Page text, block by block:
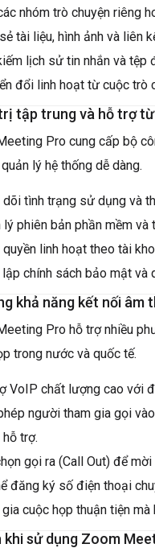
nhóm trò chuyện riêng
tài liệu, hình ảnh và liên
lịch sử tin nhắn và tệp
đổi linh hoạt từ cuộc trò
tập trung và hỗ trợ
Pro cung cấp bộ
lý hệ thống dễ dàng.
dõi tình trạng sử dụng và
lý phiên bản phần mềm và
quyền linh hoạt theo tài
lập chính sách bảo mật và
khả năng kết nối âm
Pro hỗ trợ nhiều
trong nước và quốc tế.
VoIP chất lượng cao với
người tham gia gọi
trợ.
gọi ra (Call Out) để
đăng ký số điện thoại
cuộc họp thuận tiện
khi sử dụng Zoom